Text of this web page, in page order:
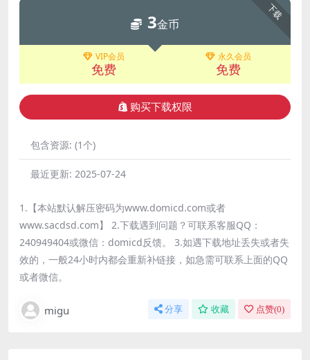
下载
3金币
VIP会员
免费
永久会员
免费
购买下载权限
包含资源: (1个)
最近更新: 2025-07-24
1.【本站默认解压密码为www.domicd.com或者
www.sacdsd.com】 2.下载遇到问题？可联系客服QQ：
240949404或微信：domicd反馈。 3.如遇下载地址丢失或者失
效的，一般24小时内都会重新补链接，如急需可联系上面的QQ
或者微信。
migu 分享 收藏 点赞(0)